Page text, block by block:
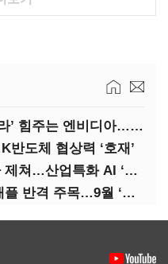
GPU에 전력까지 ‘AI 인프라’ 힘주는 엔비디아…삼성·하닉 수요도 ‘탄력’
도체 협상력 ‘호재’
LG 엑사원, 구글·알리바바 제쳐…산업특화 AI ‘속도’
삼성 Z8 역대급 ‘흥행’에 애플 반격 주목…9월 ‘폴더블 대전’